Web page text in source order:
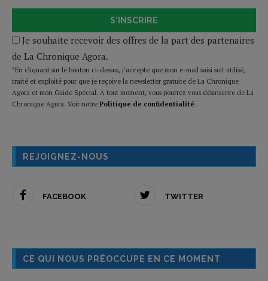
S'INSCRIRE
Je souhaite recevoir des offres de la part des partenaires
de La Chronique Agora.
*En cliquant sur le bouton ci-dessus, j’accepte que mon e-mail saisi soit utilisé,
traité et exploité pour que je reçoive la newsletter gratuite de La Chronique
Agora et mon Guide Spécial. A tout moment, vous pourrez vous désinscrire de La
Chronique Agora. Voir notre Politique de confidentialité.
REJOIGNEZ-NOUS
FACEBOOK TWITTER
CE QUI NOUS PRÉOCCUPE EN CE MOMENT